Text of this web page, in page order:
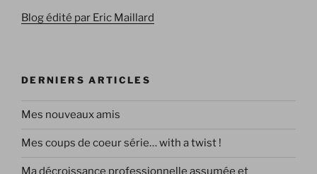
Blog édité par Eric Maillard
DERNIERS ARTICLES
Mes nouveaux amis
Mes coups de coeur série… with a twist !
Ma décroissance professionnelle assumée et